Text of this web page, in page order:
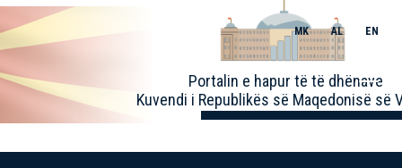
Portalin e hapur të të dhënave
Kuvendi i Republikës së Maqedonisë së
MK AL EN
Toggle